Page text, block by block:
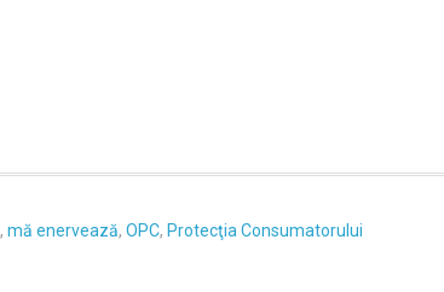
, mă enervează, OPC, Protecţia Consumatorului